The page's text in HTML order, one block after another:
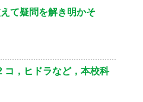
て疑問を解き明かそ
コ，ヒドラなど，本校科